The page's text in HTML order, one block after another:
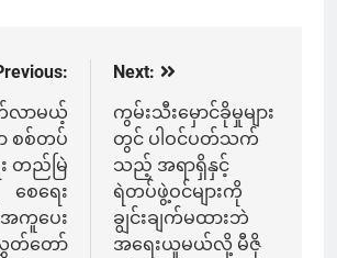
က်လာမယ့်
စစ်တပ်
တည်မြဲ
စေရေး
ကူပေး
တ်တော်
Next:
ကွမ်းသီးမှောင်ခိုမှုများ
တွင် ပါဝင်ပတ်သက်
သည့် အရာရှိနှင့်
ရဲတပ်ဖွဲ့ဝင်များကို
ချွင်းချက်မထားဘဲ
အရေးယူမယ်လို့ မီဇို